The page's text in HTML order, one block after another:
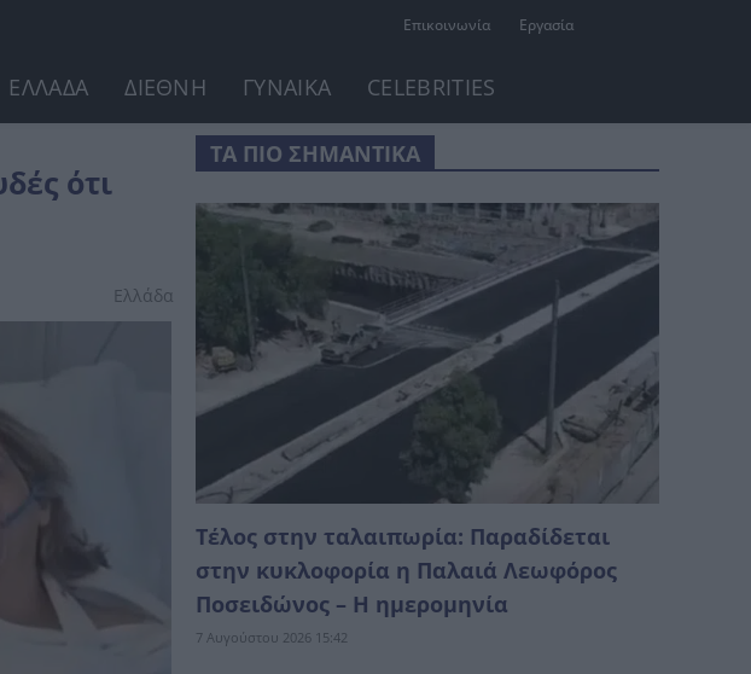
Επικοινωνία Εργασία
ΕΛΛΑΔΑ ΔΙΕΘΝΗ ΓΥΝΑΙΚΑ CELEBRITIES
ότι
Ελλάδα
ΤΑ ΠΙΟ ΣΗΜΑΝΤΙΚΑ
Τέλος στην ταλαιπωρία: Παραδίδεται
στην κυκλοφορία η Παλαιά Λεωφόρος
Ποσειδώνος – Η ημερομηνία
7 Αυγούστου 2026 15:42